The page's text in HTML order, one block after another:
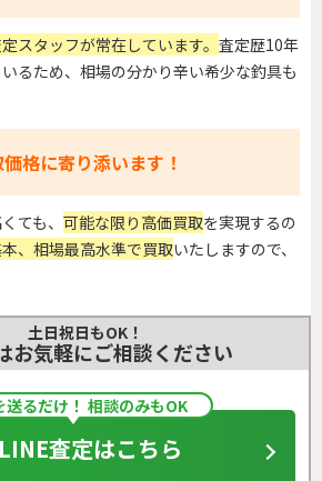
スタッフが常在しています。 査定歴10年
るため、相場の分かり辛い希少な釣具も
格に寄り添います！
ても、 可能な限り高価買取を実現するの
、相場最高水準で買取いたしますので、
土日祝日もOK！
お気軽にご相談ください
送るだけ！ 相談のみもOK
LINE査定はこちら